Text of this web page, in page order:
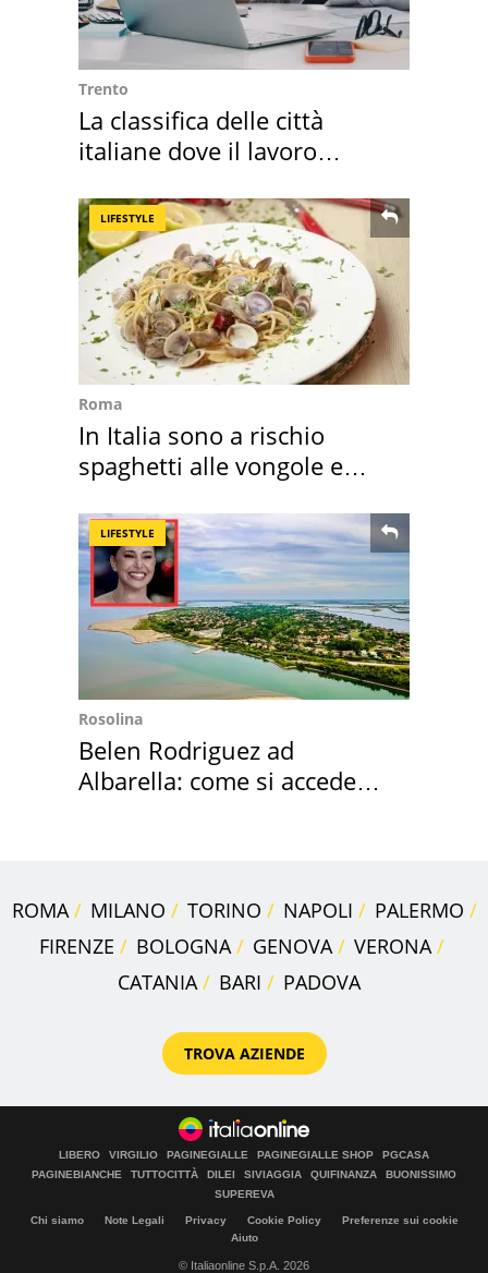
Trento
La classifica delle città
italiane dove il lavoro
LIFESTYLE
Roma
In Italia sono a rischio
spaghetti alle vongole e
LIFESTYLE
Rosolina
Belen Rodriguez ad
Albarella: come si accede
ROMA MILANO TORINO NAPOLI
PALERMO
FIRENZE
BOLOGNA GENOVA
VERONA
CATANIA
BARI PADOVA
TROVA AZIENDE
LIBERO VIRGILIO PAGINEGIALLE PAGINEGIALLE SHOP
PGCASA
PAGINEBIANCHE
TUTTOCITTÀ DILEI SIVIAGGIA QUIFINANZA
BUONISSIMO
SUPEREVA
Chi siamo Note Legali Privacy Cookie Policy
Preferenze sui cookie
Aiuto
© Italiaonline S.p.A. 2026